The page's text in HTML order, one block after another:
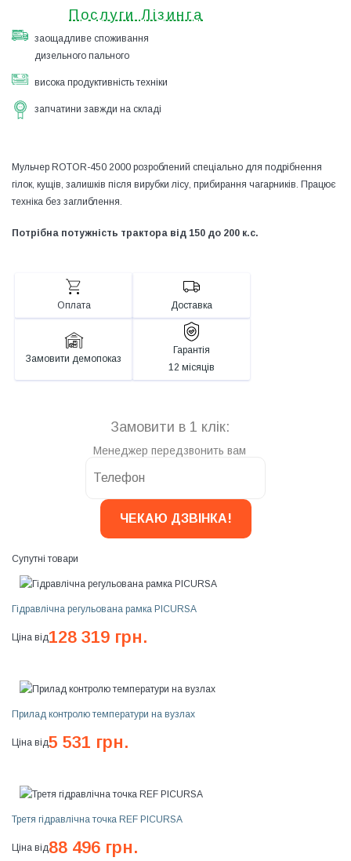
Послуги Лізинга
заощадливе споживання
дизельного пального
висока продуктивність техніки
запчатини завжди на складі
Мульчер ROTOR-450 2000 розроблений спеціально для подрібнення
гілок, кущів, залишків після вирубки лісу, прибирання чагарників. Працює
техніка без заглиблення.
Потрібна потужність трактора від 150 до 200 к.с.
Оплата Доставка
Замовити демопоказ
Гарантія
12 місяців
Замовити в 1 клік:
Менеджер передзвонить вам
Супутні товари
Гідравлічна регульована рамка PICURSA
Ціна від128 319 грн.
Прилад контролю температури на вузлах
Ціна від5 531 грн.
Третя гідравлічна точка REF PICURSA
Ціна від88 496 грн.